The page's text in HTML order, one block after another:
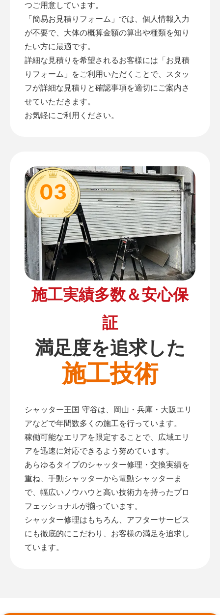
つご用意しています。
「簡易お見積りフォーム 」では、個人情報入力
が不要で、大体の概算金額の算出や種類を知り
たい方に最適です。
詳細な見積りを希望されるお客様には「お見積
りフォーム 」をご利用いただくことで、スタッ
フが詳細な見積りと確認事項を適切にご案内さ
せていただきます。
お気軽にご利用ください。
03
施工実績多数＆安心保
証
満足度を追求した
施工技術
シャッター王国 守谷は、岡山・兵庫・大阪エリ
アなどで年間数多くの施工を行っています。
稼働可能なエリアを限定することで、広域エリ
アを迅速に対応できるよう努めています。
あらゆるタイプのシャッター修理・交換実績を
重ね、手動シャッターから電動シャッターま
で、幅広いノウハウと高い技術力を持ったプロ
フェッショナルが揃っています。
シャッター修理はもちろん、アフターサービス
にも徹底的にこだわり、お客様の満足を追求し
ています。